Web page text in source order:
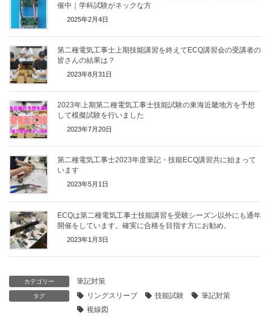
催中｜学科試験がネックな方
2025年2月4日
第二種電気工事士上期技能講習を終えてECQ講習会の受講者の
皆さんの結果は？
2023年8月31日
2023年上期第二種電気工事士技能試験の東海近畿地方を予想
して模擬試験を行いました
2023年7月20日
第二種電気工事士2023年度筆記・技能ECQ講習共に始まって
います
2023年5月1日
ECQは第二種電気工事士技能講習を受験シーズン以外にも通年
開催をしています。確実に合格を目指す方にお勧め。
2023年1月3日
カテゴリー 筆記対策
タグ リングスリーブ 技能試験
筆記対策
複線図